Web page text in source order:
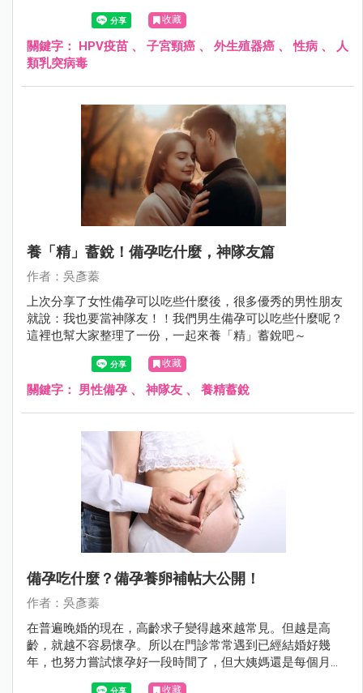
我們來認識什麼是HPV疫苗吧～
收藏
關鍵字： HPV疫苗 、 子宮頸癌 、 外生殖器癌 、性病 、
人
類乳突病毒
養「精」蓄銳！備孕吃什麼，神隊友篇
作者：吳彥蓁
上次分享了女性備孕可以吃些什麼後，很多優秀的男性朋友
就說：我也要當神隊友！！我們男生備孕可以吃些什麼呢？
這裡也幫大家整理了一份，一起來養「精」蓄銳吧～
收藏
關鍵字： 男性備孕 、 神隊友 、 養精蓄銳
備孕吃什麼？備孕養卵補帖大公開！
作者：吳彥蓁
在普遍晚婚的現在，高齡求子變得越來越常見。但越是高
齡，就越不容易懷孕。所以在門診常常遇到已經結婚好幾
年，也努力嘗試懷孕好一段時間了，但大姨媽還是每個月規
則來say hello。
收藏